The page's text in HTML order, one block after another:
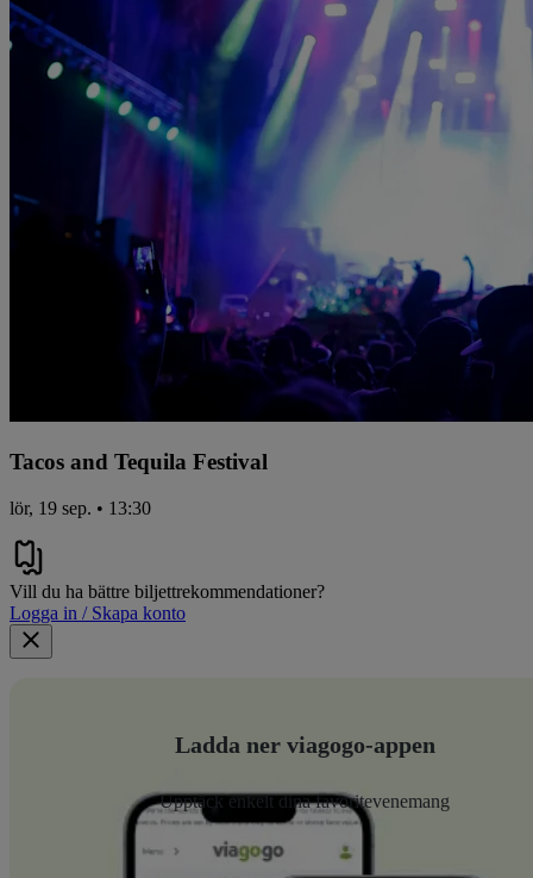
Tacos and Tequila Festival
lör, 19 sep. • 13:30
Vill du ha bättre biljettrekommendationer?
Logga in / Skapa konto
Ladda ner viagogo-appen
Upptäck enkelt dina favoritevenemang